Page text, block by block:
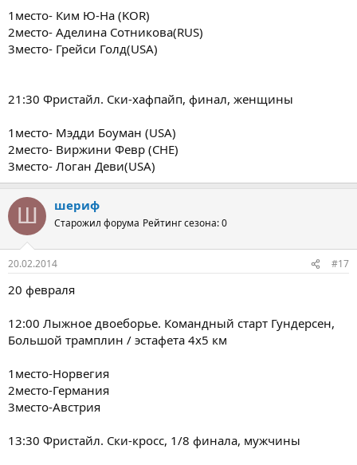
1место- Ким Ю-На (KOR)
2место- Аделина Сотникова(RUS)
3место- Грейси Голд(USA)
21:30 Фристайл. Ски-хафпайп, финал, женщины
1место- Мэдди Боуман (USA)
2место- Виржини Февр (CHE)
3место- Логан Деви(USA)
Ш шериф
Старожил форума Рейтинг сезона: 0
20.02.2014 #17
20 февраля
12:00 Лыжное двоеборье. Командный старт Гундерсен,
Большой трамплин / эстафета 4х5 км
1место-Норвегия
2место-Германия
3место-Австрия
13:30 Фристайл. Ски-кросс, 1/8 финала, мужчины